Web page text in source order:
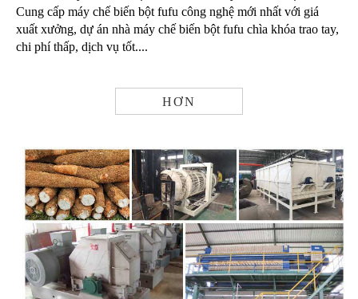
Cung cấp máy chế biến bột fufu công nghệ mới nhất với giá
xuất xưởng, dự án nhà máy chế biến bột fufu chìa khóa trao tay,
chi phí thấp, dịch vụ tốt....
HƠN